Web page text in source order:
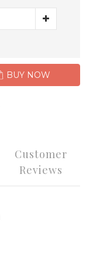
BUY NOW
Customer
Reviews